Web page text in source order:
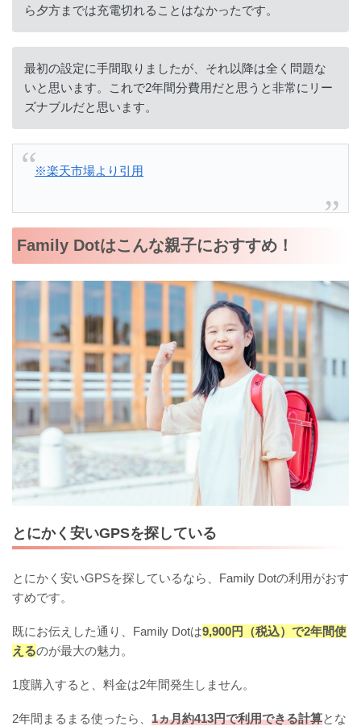
ら夕方までは充電切れることはなかったです。
最初の設定に手間取りましたが、それ以降は全く問題な
いと思います。これで2年間分費用だと思うと非常にリー
ズナブルだと思います。
※楽天市場より引用
Family Dotはこんな親子におすすめ！
とにかく安いGPSを探している
とにかく安いGPSを探しているなら、Family Dotの利用がおす
すめです。
既にお伝えした通り、Family Dotは9,900円（税込）で2年間使
えるのが最大の魅力。
1度購入すると、料金は2年間発生しません。
2年間まるまる使ったら、 1ヵ月約413円で利用できる計算とな